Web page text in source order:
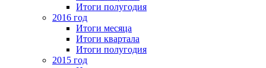
Итоги полугодия
2016 год
Итоги месяца
Итоги квартала
Итоги полугодия
2015 год